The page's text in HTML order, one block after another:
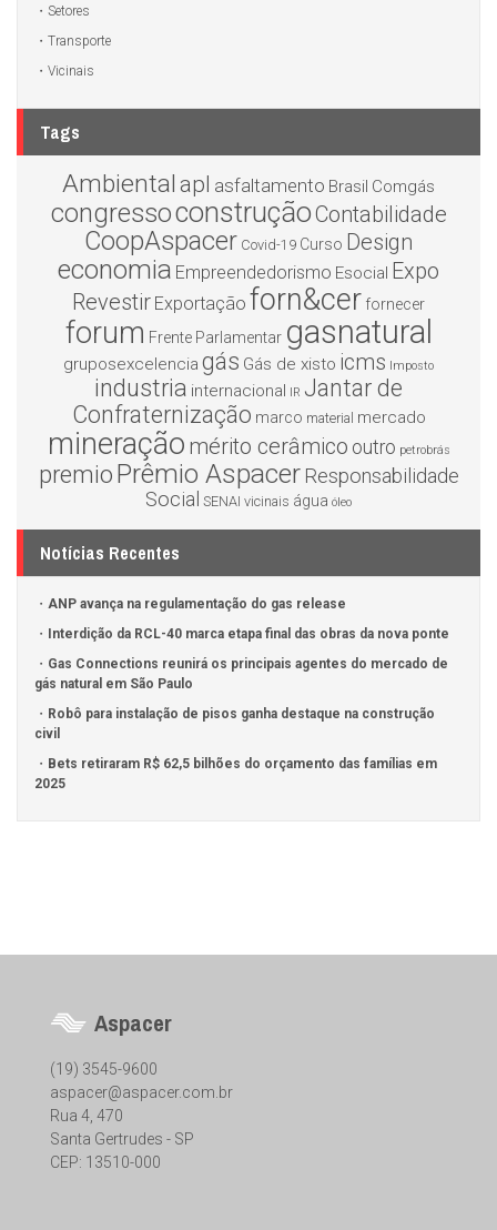
Setores
Transporte
Vicinais
Tags
Ambiental apl asfaltamento Brasil Comgás
congressoconstruçãoContabilidade
CoopAspacer Covid-19 Curso Design
economia Empreendedorismo Esocial Expo
Revestir Exportação forn&cer fornecer
forum Frente Parlamentar gasnatural
gruposexcelencia gás Gás de xisto icms Imposto
industria internacional IR Jantar de
Confraternização marco material mercado
mineração mérito cerâmico outro petrobrás
premio Prêmio Aspacer Responsabilidade
Social SENAI vicinais água óleo
Notícias Recentes
ANP avança na regulamentação do gas release
Interdição da RCL-40 marca etapa final das obras da nova ponte
Gas Connections reunirá os principais agentes do mercado de
gás natural em São Paulo
Robô para instalação de pisos ganha destaque na construção
civil
Bets retiraram R$ 62,5 bilhões do orçamento das famílias em
2025
Aspacer
(19) 3545-9600
aspacer@aspacer.com.br
Rua 4, 470
Santa Gertrudes - SP
CEP: 13510-000